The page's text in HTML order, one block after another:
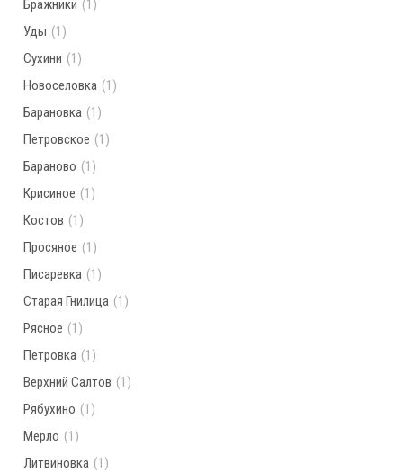
Бражники (1)
Уды (1)
Сухини (1)
Новоселовка (1)
Барановка (1)
Петровское (1)
Бараново (1)
Крисиное (1)
Костов (1)
Просяное (1)
Писаревка (1)
Старая Гнилица (1)
Рясное (1)
Петровка (1)
Верхний Салтов (1)
Рябухино (1)
Мерло (1)
Литвиновка (1)